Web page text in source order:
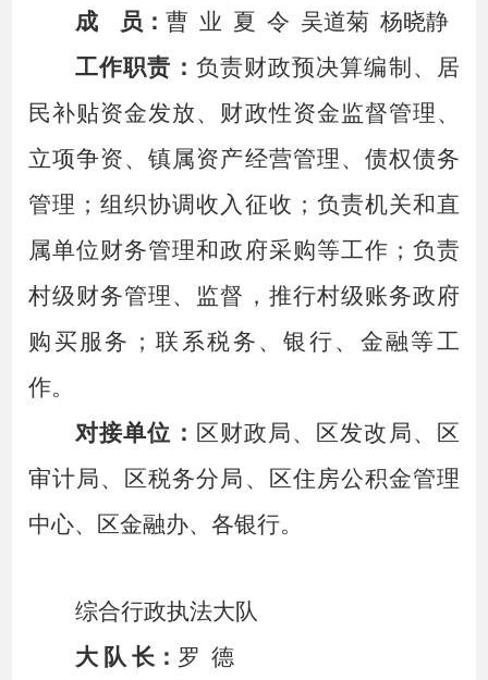
成
员：曹 业 夏 令 吴道菊 杨晓静
工作职责： 负责财政预决算编制、居
民补贴资金发放、财政性资金监督管理、
立项争资、镇属资产经营管理、债权债务
管理；组织协调收入征收；负责机关和直
属单位财务管理和政府采购等工作；负责
村级财务管理、监督，推行村级账务政府
购买服务；联系税务、银行、金融等工
作。
对接单位： 区财政局、区发改局、区
审计局、区税务分局、区住房公积金管理
中心、区金融办、各银行。
综合行政执法大队
大 队 长： 罗 德